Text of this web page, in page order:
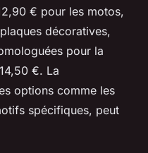
€ pour les motos,
décoratives,
pour la
€. La
options comme les
spécifiques, peut